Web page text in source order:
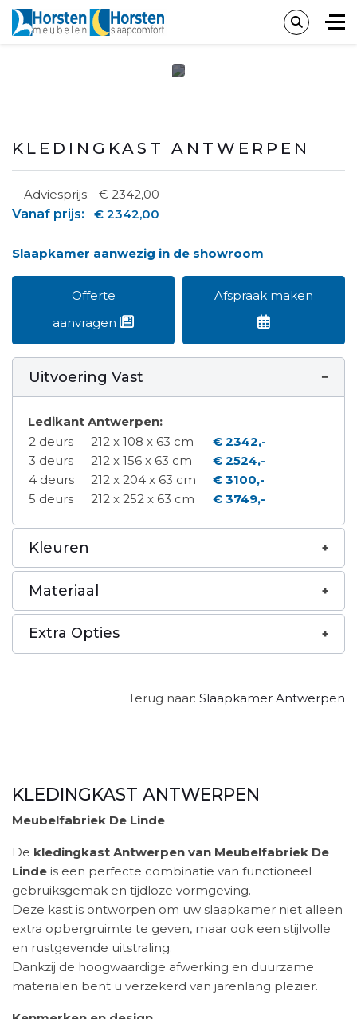
KLEDINGKAST ANTWERPEN
Adviesprijs:
€ 2342,00
Vanaf prijs:
€ 2342,00
Slaapkamer aanwezig in de showroom
Offerte
aanvragen
Afspraak maken
Uitvoering Vast
Ledikant Antwerpen:
2 deurs
3 deurs
4 deurs
5 deurs
212 x 108 x 63 cm
212 x 156 x 63 cm
212 x 204 x 63 cm
212 x 252 x 63 cm
€ 2342,-
€ 2524,-
€ 3100,-
€ 3749,-
Kleuren
Materiaal
Extra Opties
Terug naar: Slaapkamer Antwerpen
KLEDINGKAST ANTWERPEN
Meubelfabriek De Linde
De kledingkast Antwerpen van Meubelfabriek De
Linde is een perfecte combinatie van functioneel
gebruiksgemak en tijdloze vormgeving.
Deze kast is ontworpen om uw slaapkamer niet alleen
extra opbergruimte te geven, maar ook een stijlvolle
en rustgevende uitstraling.
Dankzij de hoogwaardige afwerking en duurzame
materialen bent u verzekerd van jarenlang plezier.